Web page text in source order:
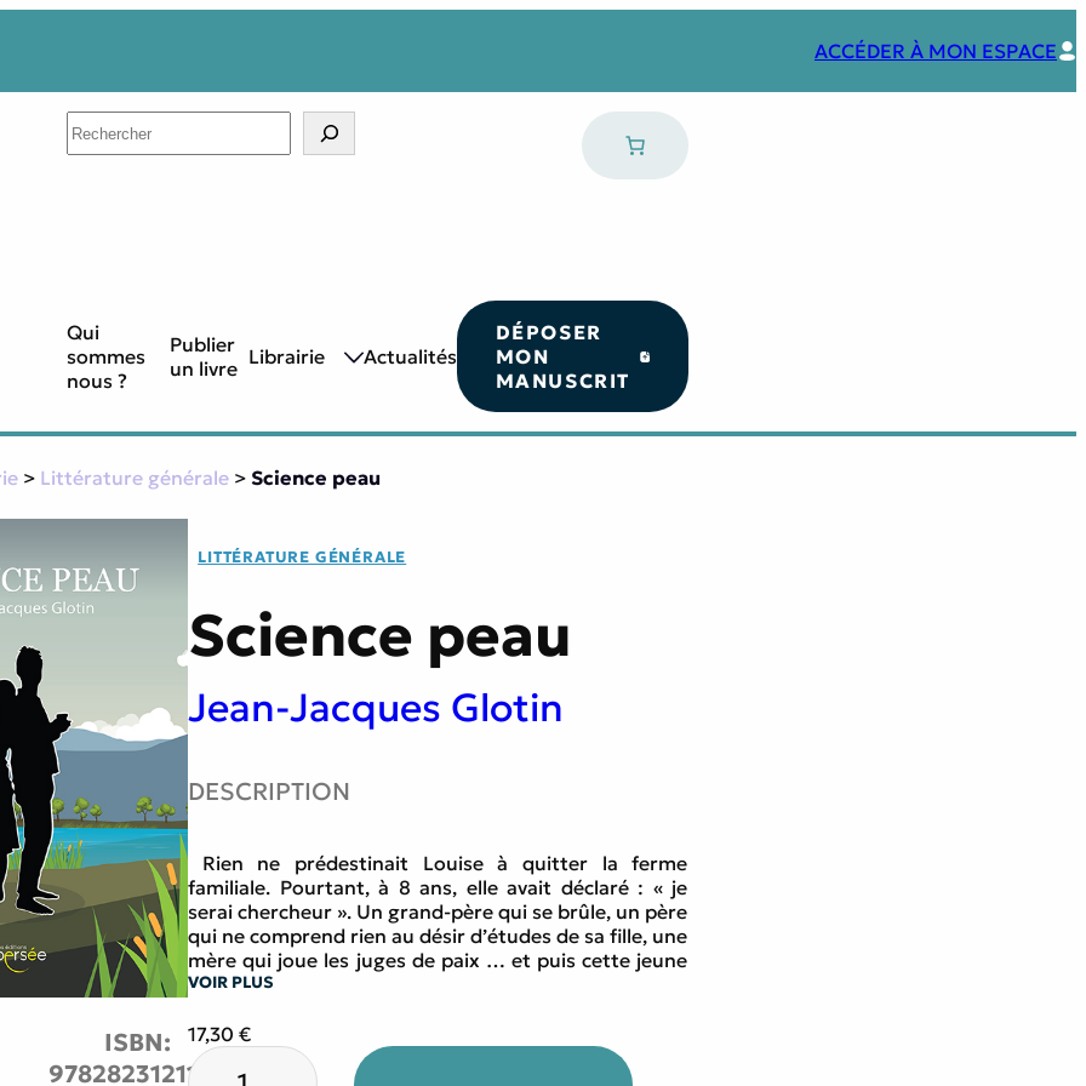
ACCÉDER À MON ESPACE
Search
Qui
sommes
nous ?
Publier
un livre Librairie Actualités
DÉPOSER
MON
MANUSCRIT
> Littérature générale > Science peau
ISBN:
9782823121124
LITTÉRATURE GÉNÉRALE
Science peau
Jean-Jacques Glotin
DESCRIPTION
Rien ne prédestinait Louise à quitter la ferme
familiale. Pourtant, à 8 ans, elle avait déclaré : « je
serai chercheur ». Un grand-père qui se brûle, un père
qui ne comprend rien au désir d’études de sa fille, une
mère qui joue les juges de paix … et puis cette jeune
femme que Louise découvre, sans vie, en se
son portable pour appeler les secours.
Une Louise brillante, volontaire, qui malgré la vindicte
VOIR PLUS
17,30€
quantité
de